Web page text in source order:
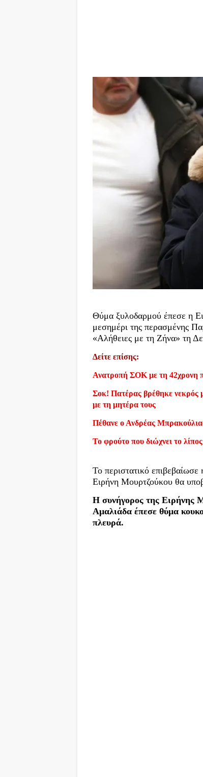
Θύμα ξυλοδαρμού έπεσε η
μεσημέρι της περασμένης
«Αλήθειες με τη Ζήνα» τη
Δείτε επίσης:
Ανατροπή ΣΟΚ με τη 42χρονη
Σοκ! Πατέρας βρέθηκε νεκρός
με τη μητέρα τους
Πέθανε ο Ανδρέας
Το φρούτο που διώχνει το
Το περιστατικό
Ειρήνη Μουρτζούκου θα
Η συνήγορος της Ειρήνης
Αμαλιάδα έπεσε θύμα
πλευρά.